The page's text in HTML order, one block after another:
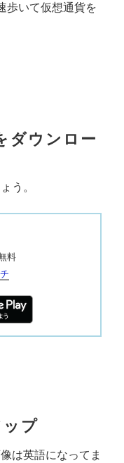
歩いて仮想通貨を
ダウンロー
う。
料
プ
は英語になってま